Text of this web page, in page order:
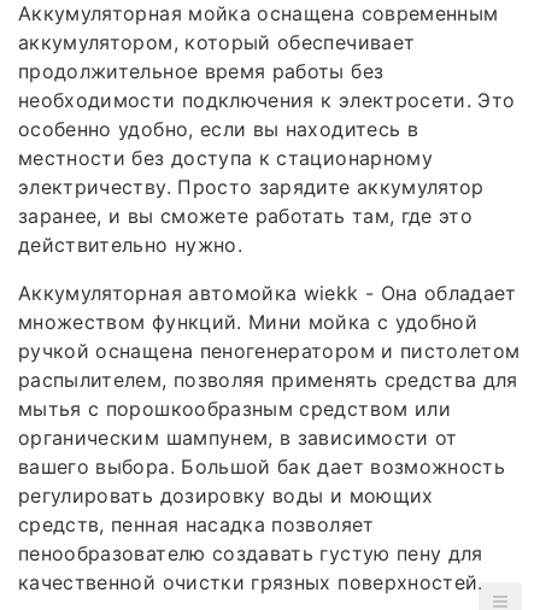
Аккумуляторная мойка оснащена современным
аккумулятором, который обеспечивает
продолжительное время работы без
необходимости подключения к электросети. Это
особенно удобно, если вы находитесь в
местности без доступа к стационарному
электричеству. Просто зарядите аккумулятор
заранее, и вы сможете работать там, где это
действительно нужно.
Аккумуляторная автомойка wiekk - Она обладает
множеством функций. Мини мойка с удобной
ручкой оснащена пеногенератором и пистолетом
распылителем, позволяя применять средства для
мытья с порошкообразным средством или
органическим шампунем, в зависимости от
вашего выбора. Большой бак дает возможность
регулировать дозировку воды и моющих
средств, пенная насадка позволяет
пенообразователю создавать густую пену для
качественной очистки грязных поверхностей.